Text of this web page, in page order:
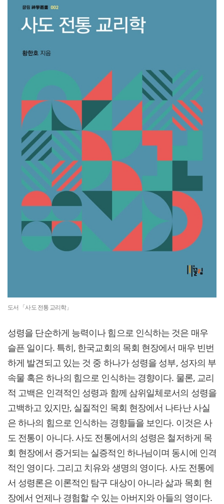
도서 「사도 전통 교리학」
성령을 단순하게 능력이나 힘으로 인식하는 것은 매우
슬픈 일이다. 특히, 한국교회의 목회 현장에서 매우 빈번
하게 발견되고 있는 것 중 하나가 성령을 성부, 성자의 부
속물 혹은 하나의 힘으로 인식하는 경향이다. 물론, 교리
적 고백은 인격적인 성령과 함께 삼위일체로서의 성령을
고백하고 있지만, 실질적인 목회 현장에서 나타난 사실
은 하나의 힘으로 인식하는 경향들을 보인다. 이것은 사
도 전통이 아니다. 사도 전통에서의 성령은 철저하게 목
회 현장에서 증거되는 실증적인 하나님이며 동시에 인격
적인 영이다. 그리고 치유와 생명의 영이다. 사도 전통에
서 성령론은 이론적인 탐구 대상이 아니라 삶과 목회 현
장에서 언제나 경험할 수 있는 아버지와 아들의 영이다.